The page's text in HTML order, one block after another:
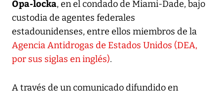
Opa-locka, en el condado de Miami-Dade, bajo
custodia de agentes federales
estadounidenses, entre ellos miembros de la
Agencia Antidrogas de Estados Unidos (DEA,
por sus siglas en inglés).
A través de un comunicado difundido en